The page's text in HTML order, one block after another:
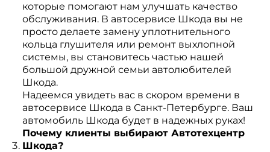
которые помогают нам улучшать качество
обслуживания. В автосервисе Шкода вы не
просто делаете замену уплотнительного
кольца глушителя или ремонт выхлопной
системы, вы становитесь частью нашей
большой дружной семьи автолюбителей
Шкода.
Надеемся увидеть вас в скором времени в
автосервисе Шкода в Санкт-Петербурге. Ваш
автомобиль Шкода будет в надежных руках!
Почему клиенты выбирают Автотехцентр
Шкода?